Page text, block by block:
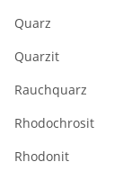
Quarz
Quarzit
Rauchquarz
Rhodochrosit
Rhodonit